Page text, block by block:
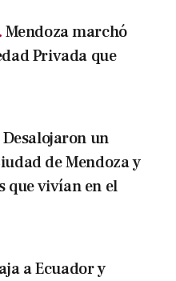
Mendoza marchó
Privada que
Desalojaron un
de Mendoza y
que vivían en el
a Ecuador y